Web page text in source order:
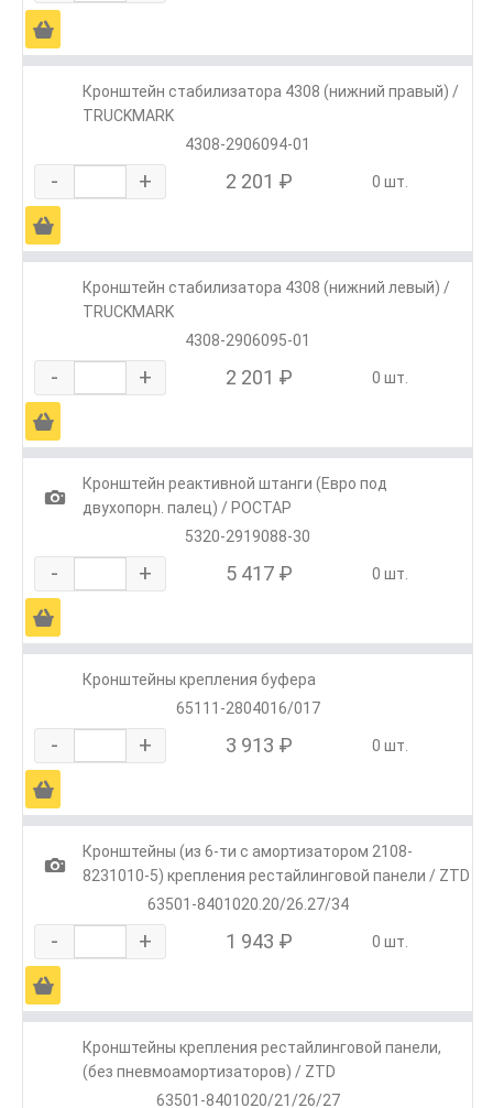
Ä
Кронштейн стабилизатора 4308 (нижний правый) /
TRUCKMARK
4308-2906094-01
- + 2 201 ₽ 0 шт.
Ä
Кронштейн стабилизатора 4308 (нижний левый) /
TRUCKMARK
4308-2906095-01
- + 2 201 ₽ 0 шт.
Ä
1
Кронштейн реактивной штанги (Евро под
двухопорн. палец) / РОСТАР
5320-2919088-30
- + 5 417 ₽ 0 шт.
Ä
Кронштейны крепления буфера
65111-2804016/017
- + 3 913 ₽ 0 шт.
Ä
1
Кронштейны (из 6-ти с амортизатором 2108-
8231010-5) крепления рестайлинговой панели / ZTD
63501-8401020.20/26.27/34
- + 1 943 ₽ 0 шт.
Ä
Кронштейны крепления рестайлинговой панели,
(без пневмоамортизаторов) / ZTD
63501-8401020/21/26/27